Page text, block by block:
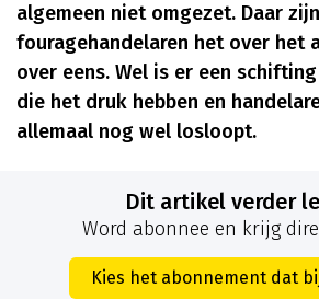
algemeen niet omgezet. Daar zijn
fouragehandelaren het over het
over eens. Wel is er een
die het druk hebben en
allemaal nog wel losloopt.
Dit artikel verder
Word abonnee en krijg
Kies het abonnement dat